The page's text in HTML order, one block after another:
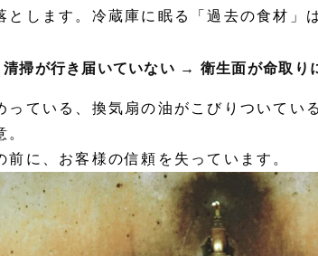
とします 。冷蔵庫に眠る「過去の食材」は
掃が行き届いていない → 衛生面が命取り
っている、換気扇の油がこびりついてい
。
前に、お客様の信頼を失っています。